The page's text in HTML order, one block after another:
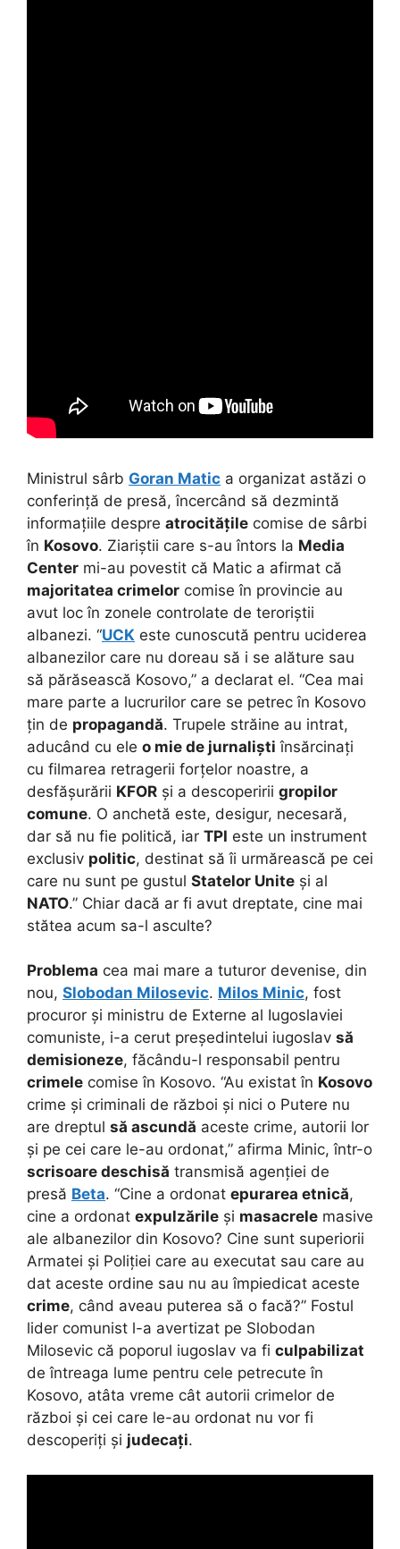
Ministrul sârb Goran Matic a organizat astăzi o
conferință de presă, încercând să dezmintă
informațiile despre atrocitățile comise de sârbi
în Kosovo. Ziariștii care s-au întors la Media
Center mi-au povestit că Matic a afirmat că
majoritatea crimelor comise în provincie au
avut loc în zonele controlate de teroriștii
albanezi. “UCK este cunoscută pentru uciderea
albanezilor care nu doreau să i se alăture sau
să părăsească Kosovo,” a declarat el. “Cea mai
mare parte a lucrurilor care se petrec în Kosovo
țin de propagandă. Trupele străine au intrat,
aducând cu ele o mie de jurnaliști însărcinați
cu filmarea retragerii forțelor noastre, a
desfășurării KFOR și a descoperirii gropilor
comune. O anchetă este, desigur, necesară,
dar să nu fie politică, iar TPI este un instrument
exclusiv politic, destinat să îi urmărească pe cei
care nu sunt pe gustul Statelor Unite și al
NATO.” Chiar dacă ar fi avut dreptate, cine mai
stătea acum sa-l asculte?
Problema cea mai mare a tuturor devenise, din
nou, Slobodan Milosevic. Milos Minic, fost
procuror și ministru de Externe al Iugoslaviei
comuniste, i-a cerut președintelui iugoslav să
demisioneze, făcându-l responsabil pentru
crimele comise în Kosovo. “Au existat în Kosovo
crime și criminali de război și nici o Putere nu
are dreptul să ascundă aceste crime, autorii lor
și pe cei care le-au ordonat,” afirma Minic, într-o
scrisoare deschisă transmisă agenției de
presă Beta. “Cine a ordonat epurarea etnică,
cine a ordonat expulzările și masacrele masive
ale albanezilor din Kosovo? Cine sunt superiorii
Armatei și Poliției care au executat sau care au
dat aceste ordine sau nu au împiedicat aceste
crime, când aveau puterea să o facă?” Fostul
lider comunist l-a avertizat pe Slobodan
Milosevic că poporul iugoslav va fi culpabilizat
de întreaga lume pentru cele petrecute în
Kosovo, atâta vreme cât autorii crimelor de
război și cei care le-au ordonat nu vor fi
descoperiți și judecați.